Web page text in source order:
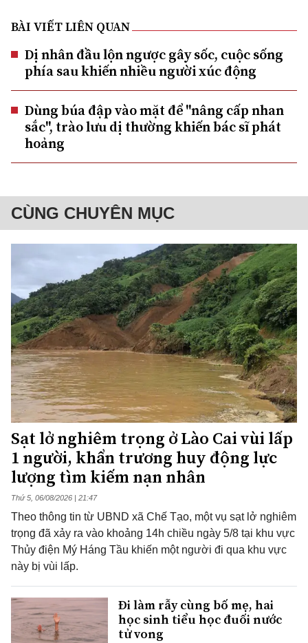
BÀI VIẾT LIÊN QUAN
Dị nhân đầu lộn ngược gây sốc, cuộc sống
phía sau khiến nhiều người xúc động
Dùng búa đập vào mặt để "nâng cấp nhan
sắc", trào lưu dị thường khiến bác sĩ phát
hoảng
CÙNG CHUYÊN MỤC
Sạt lở nghiêm trọng ở Lào Cai vùi lấp
1 người, khẩn trương huy động lực
lượng tìm kiếm nạn nhân
Thứ 5, 06/08/2026 | 21:47
Theo thông tin từ UBND xã Chế Tạo, một vụ sạt lở nghiêm
trọng đã xảy ra vào khoảng 14h chiều ngày 5/8 tại khu vực
Thủy điện Mý Háng Tầu khiến một người đi qua khu vực
này bị vùi lấp.
Đi làm rẫy cùng bố mẹ, hai
học sinh tiểu học đuối nước
tử vong